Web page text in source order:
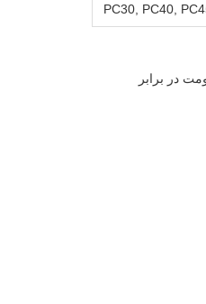
PC30, PC40,
در برابر